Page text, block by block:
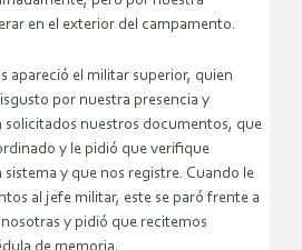
en el exterior del campamento.
apareció el militar superior, quien
por nuestra presencia y
solicitados nuestros documentos, que
y le pidió que verifique
y que nos registre. Cuando le
al jefe militar, este se paró frente a
y pidió que recitemos